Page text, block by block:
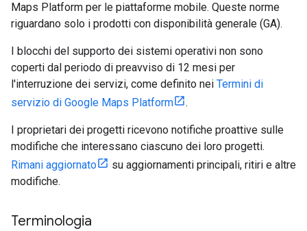
Maps Platform per le piattaforme mobile. Queste norme
riguardano solo i prodotti con disponibilità generale (GA).
I blocchi del supporto dei sistemi operativi non sono
coperti dal periodo di preavviso di 12 mesi per
l'interruzione dei servizi, come definito nei Termini di
servizio di Google Maps Platform
.
I proprietari dei progetti ricevono notifiche proattive sulle
modifiche che interessano ciascuno dei loro progetti.
Rimani aggiornato
su aggiornamenti principali, ritiri e altre
modifiche.
Terminologia